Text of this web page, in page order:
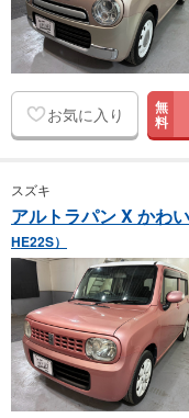
お気に入り 無
料
スズキ
アルトラパン X かわ
HE22S）